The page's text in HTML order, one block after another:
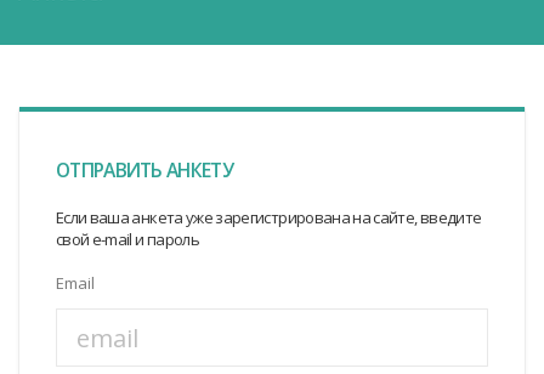
ОТПРАВИТЬ АНКЕТУ
Если ваша анкета уже зарегистрирована на сайте, введите
свой e-mail и пароль
Email